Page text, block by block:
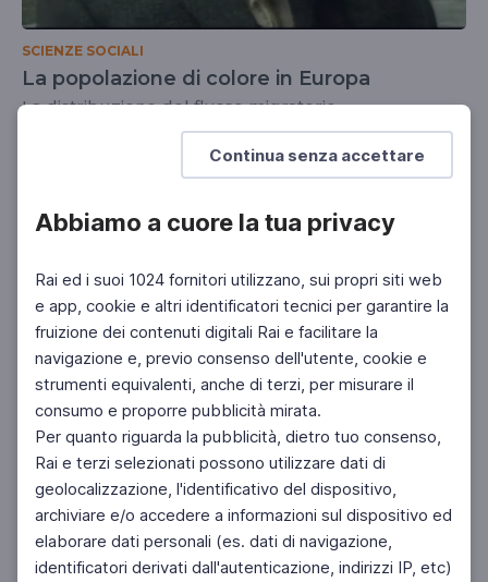
Continua senza accettare
Abbiamo a cuore la tua privacy
Rai ed i suoi 1024 fornitori utilizzano, sui propri siti web
e app, cookie e altri identificatori tecnici per garantire la
fruizione dei contenuti digitali Rai e facilitare la
navigazione e, previo consenso dell'utente, cookie e
strumenti equivalenti, anche di terzi, per misurare il
consumo e proporre pubblicità mirata.
Per quanto riguarda la pubblicità, dietro tuo consenso,
Rai e terzi selezionati possono utilizzare dati di
geolocalizzazione, l'identificativo del dispositivo,
archiviare e/o accedere a informazioni sul dispositivo ed
elaborare dati personali (es. dati di navigazione,
identificatori derivati dall'autenticazione, indirizzi IP, etc)
SCIENZE SOCIALI
La popolazione di colore in Europa
La distribuzione del flusso migratorio